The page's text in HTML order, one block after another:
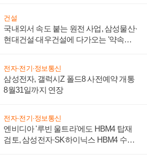
건설
국내외서 속도 붙는 원전 사업, 삼성물산·
현대건설·대우건설에 다가오는 '약속의
전자·전기·정보통신
삼성전자, 갤럭시Z 폴드8 사전예약 개통
8월31일까지 연장
전자·전기·정보통신
엔비디아 '루빈 울트라'에도 HBM4 탑재
검토, 삼성전자·SK하이닉스 HBM4 수율